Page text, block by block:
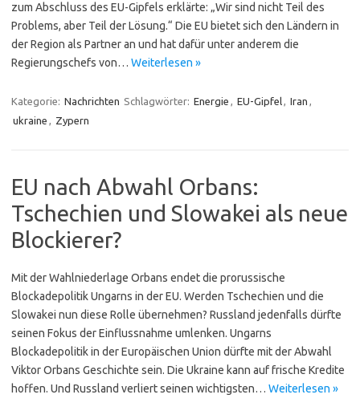
zum Abschluss des EU-Gipfels erklärte: „Wir sind nicht Teil des
Problems, aber Teil der Lösung.“ Die EU bietet sich den Ländern in
der Region als Partner an und hat dafür unter anderem die
Regierungschefs von… Weiterlesen »
Kategorie: Nachrichten Schlagwörter: Energie , EU-Gipfel, Iran ,
ukraine , Zypern
EU nach Abwahl Orbans:
Tschechien und Slowakei als neue
Blockierer?
Mit der Wahlniederlage Orbans endet die prorussische
Blockadepolitik Ungarns in der EU. Werden Tschechien und die
Slowakei nun diese Rolle übernehmen? Russland jedenfalls dürfte
seinen Fokus der Einflussnahme umlenken. Ungarns
Blockadepolitik in der Europäischen Union dürfte mit der Abwahl
Viktor Orbans Geschichte sein. Die Ukraine kann auf frische Kredite
hoffen. Und Russland verliert seinen wichtigsten… Weiterlesen »